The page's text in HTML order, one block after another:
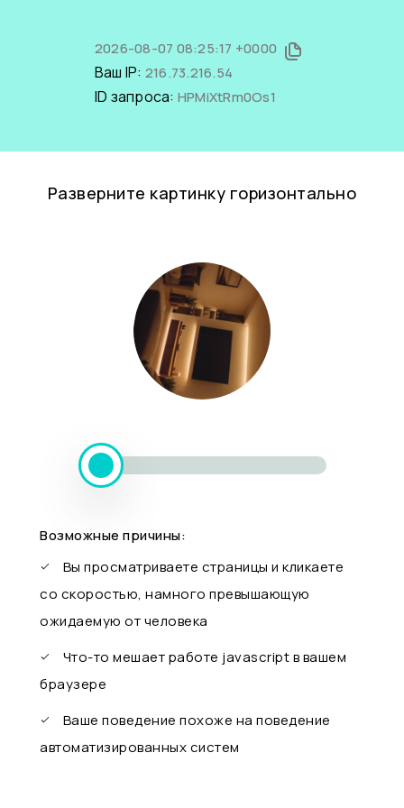
2026-08-07 08:25:17 +0000
Ваш IP: 216.73.216.54
ID запроса: HPMiXtRm0Os1
Разверните картинку горизонтально
Возможные причины:
Вы просматриваете страницы и кликаете
со скоростью, намного превышающую
ожидаемую от человека
Что-то мешает работе javascript в вашем
браузере
Ваше поведение похоже на поведение
автоматизированных систем